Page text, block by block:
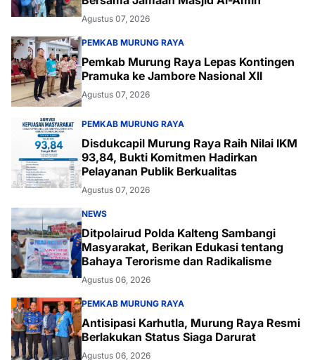
Agustus 07, 2026
PEMKAB MURUNG RAYA
Pemkab Murung Raya Lepas Kontingen
Pramuka ke Jambore Nasional XII
Agustus 07, 2026
PEMKAB MURUNG RAYA
Disdukcapil Murung Raya Raih Nilai IKM
93,84, Bukti Komitmen Hadirkan
Pelayanan Publik Berkualitas
Agustus 07, 2026
NEWS
Ditpolairud Polda Kalteng Sambangi
Masyarakat, Berikan Edukasi tentang
Bahaya Terorisme dan Radikalisme
Agustus 06, 2026
PEMKAB MURUNG RAYA
Antisipasi Karhutla, Murung Raya Resmi
Berlakukan Status Siaga Darurat
Agustus 06, 2026